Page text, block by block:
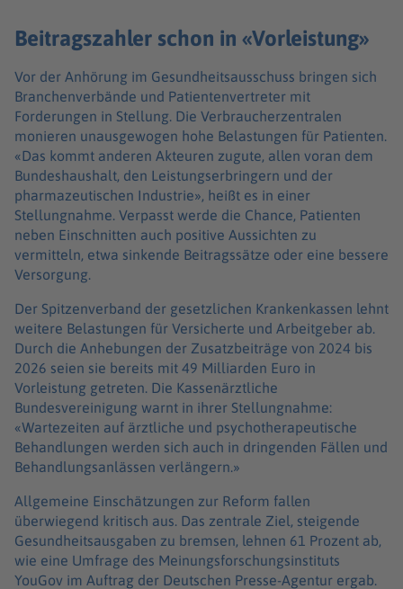
Beitragszahler schon in «Vorleistung»
Vor der Anhörung im Gesundheitsausschuss bringen sich
Branchenverbände und Patientenvertreter mit
Forderungen in Stellung. Die Verbraucherzentralen
monieren unausgewogen hohe Belastungen für Patienten.
«Das kommt anderen Akteuren zugute, allen voran dem
Bundeshaushalt, den Leistungserbringern und der
pharmazeutischen Industrie», heißt es in einer
Stellungnahme. Verpasst werde die Chance, Patienten
neben Einschnitten auch positive Aussichten zu
vermitteln, etwa sinkende Beitragssätze oder eine bessere
Versorgung.
Der Spitzenverband der gesetzlichen Krankenkassen lehnt
weitere Belastungen für Versicherte und Arbeitgeber ab.
Durch die Anhebungen der Zusatzbeiträge von 2024 bis
2026 seien sie bereits mit 49 Milliarden Euro in
Vorleistung getreten. Die Kassenärztliche
Bundesvereinigung warnt in ihrer Stellungnahme:
«Wartezeiten auf ärztliche und psychotherapeutische
Behandlungen werden sich auch in dringenden Fällen und
Behandlungsanlässen verlängern.»
Allgemeine Einschätzungen zur Reform fallen
überwiegend kritisch aus. Das zentrale Ziel, steigende
Gesundheitsausgaben zu bremsen, lehnen 61 Prozent ab,
wie eine Umfrage des Meinungsforschungsinstituts
YouGov im Auftrag der Deutschen Presse-Agentur ergab.